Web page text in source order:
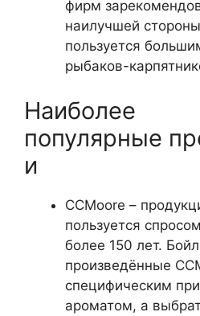
фирм
наилучшей
пользуется
рыбаков-
Наиболее
популярные
и
CCMoore –
пользуется
более 150 лет.
произведённые
специфическим
ароматом, а